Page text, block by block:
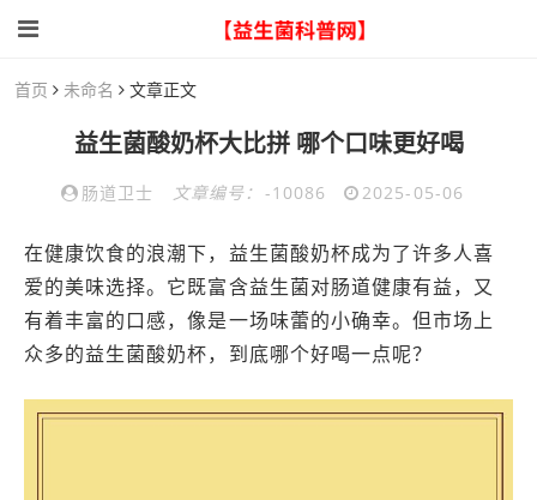
首页 未命名 文章正文
益生菌酸奶杯大比拼 哪个口味更好喝
肠道卫士 文章编号： -10086 2025-05-06
在健康饮食的浪潮下，益生菌酸奶杯成为了许多人喜
爱的美味选择。它既富含益生菌对肠道健康有益，又
有着丰富的口感，像是一场味蕾的小确幸。但市场上
众多的益生菌酸奶杯，到底哪个好喝一点呢？